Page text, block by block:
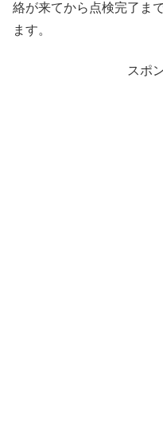
絡が来てから点検完了ま
ます。
スポ